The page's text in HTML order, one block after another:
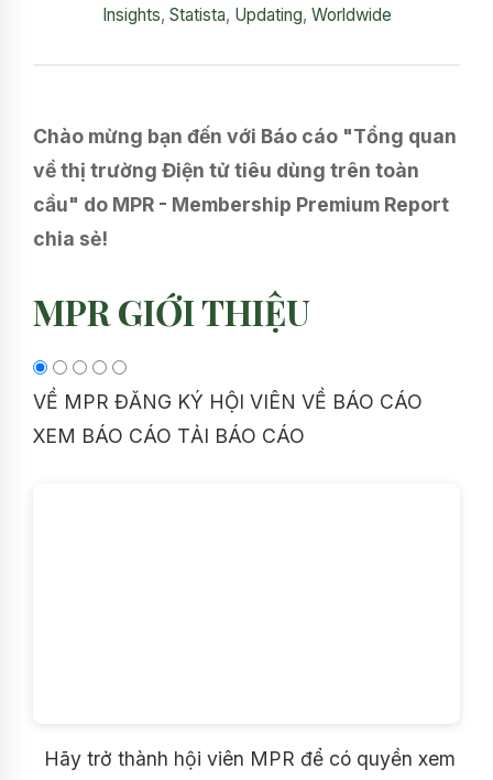
Insights, Statista, Updating, Worldwide
Chào mừng bạn đến với Báo cáo "Tổng quan
về thị trường Điện tử tiêu dùng trên toàn
cầu" do MPR - Membership Premium Report
chia sẻ!
MPR GIỚI THIỆU
VỀ MPR ĐĂNG KÝ HỘI VIÊN VỀ BÁO CÁO
XEM BÁO CÁO TẢI BÁO CÁO
Hãy trở thành hội viên MPR để có quyền xem